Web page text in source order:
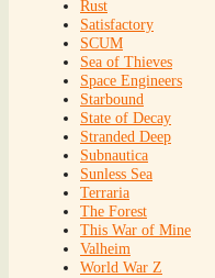
Rust
Satisfactory
SCUM
Sea of Thieves
Space Engineers
Starbound
State of Decay
Stranded Deep
Subnautica
Sunless Sea
Terraria
The Forest
This War of Mine
Valheim
World War Z